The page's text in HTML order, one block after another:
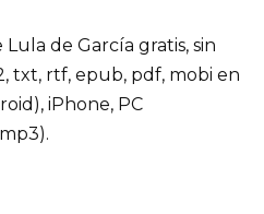
de García gratis, sin
txt, rtf, epub, pdf, mobi en
iPhone, PC